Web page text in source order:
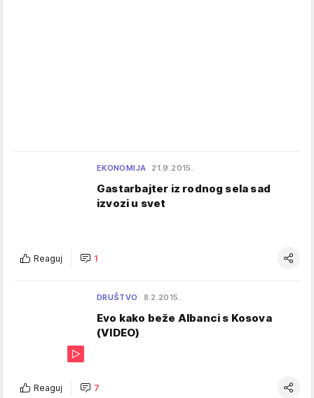
EKONOMIJA 21.9.2015.
Gastarbajter iz rodnog sela sad
izvozi u svet
Reaguj 1
DRUŠTVO 8.2.2015.
Evo kako beže Albanci s Kosova
(VIDEO)
Reaguj 7